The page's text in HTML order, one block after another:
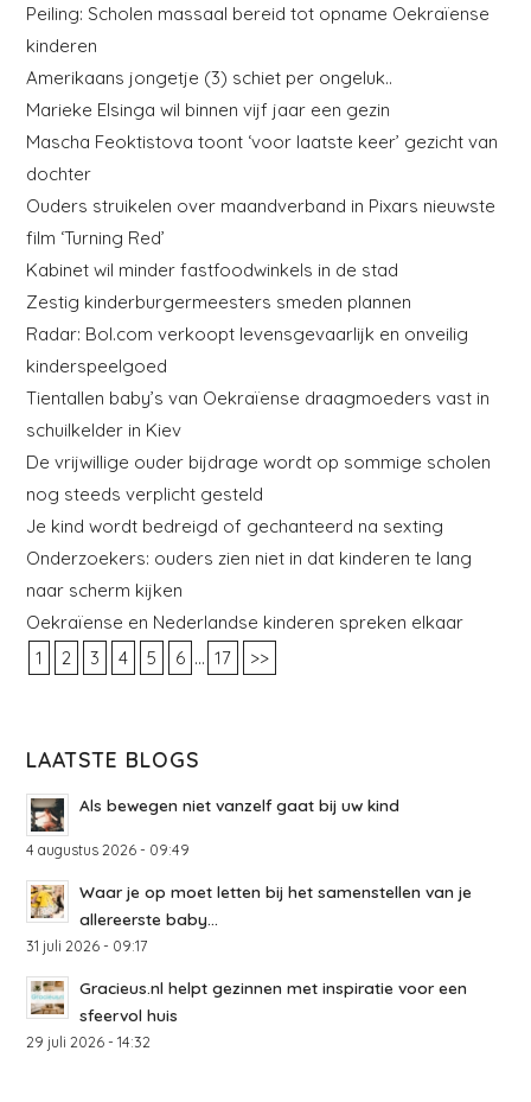
Peiling: Scholen massaal bereid tot opname Oekraïense
kinderen
Amerikaans jongetje (3) schiet per ongeluk..
Marieke Elsinga wil binnen vijf jaar een gezin
Mascha Feoktistova toont ‘voor laatste keer’ gezicht van
dochter
Ouders struikelen over maandverband in Pixars nieuwste
film ‘Turning Red’
Kabinet wil minder fastfoodwinkels in de stad
Zestig kinderburgermeesters smeden plannen
Radar: Bol.com verkoopt levensgevaarlijk en onveilig
kinderspeelgoed
Tientallen baby’s van Oekraïense draagmoeders vast in
schuilkelder in Kiev
De vrijwillige ouder bijdrage wordt op sommige scholen
nog steeds verplicht gesteld
Je kind wordt bedreigd of gechanteerd na sexting
Onderzoekers: ouders zien niet in dat kinderen te lang
naar scherm kijken
Oekraïense en Nederlandse kinderen spreken elkaar
1
2 3 4 5 6 ... 17 >>
LAATSTE BLOGS
Als bewegen niet vanzelf gaat bij uw kind
4 augustus 2026 - 09:49
Waar je op moet letten bij het samenstellen van je
allereerste baby...
31 juli 2026 - 09:17
Gracieus.nl helpt gezinnen met inspiratie voor een
sfeervol huis
29 juli 2026 - 14:32